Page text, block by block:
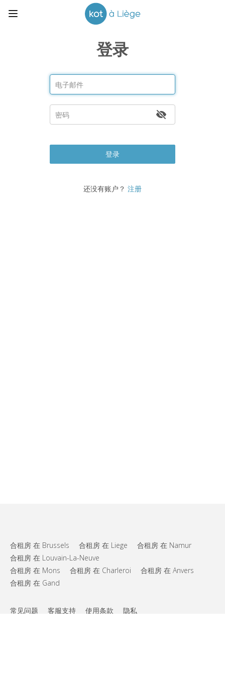
登录
登录
还没有账户？ 注册
合租房 在 Brussels 合租房 在 Liege
合租房 在 Namur
合租房 在 Louvain-La-Neuve
合租房 在 Mons
合租房 在 Charleroi
合租房 在 Anvers
合租房 在 Gand
常见问题 客服支持 使用条款 隐私